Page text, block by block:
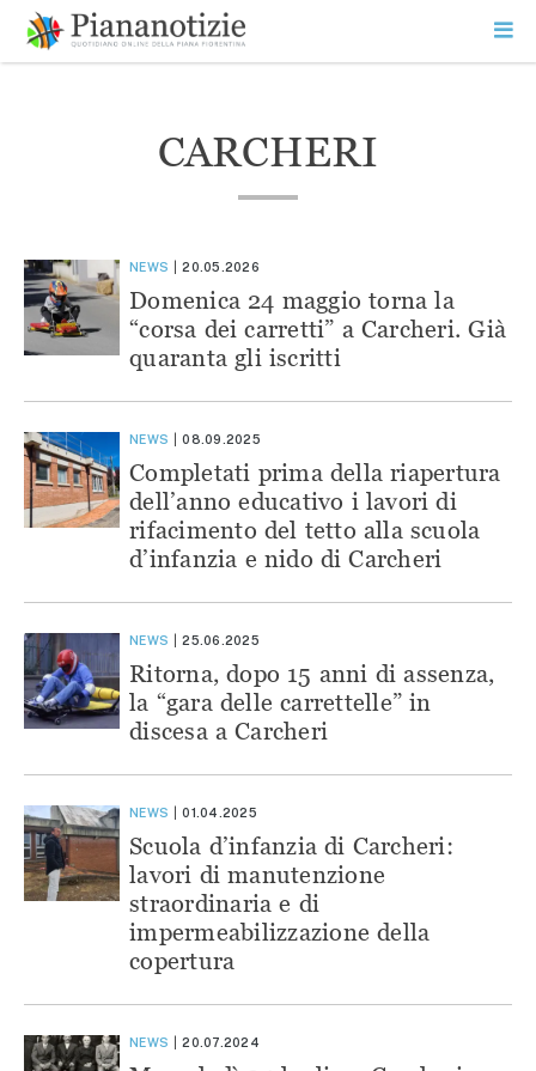
contenuto
SEARCH
CARCHERI
NEWS 20.05.2026
Domenica 24 maggio torna la
“corsa dei carretti” a Carcheri. Già
quaranta gli iscritti
NEWS 08.09.2025
Completati prima della riapertura
dell’anno educativo i lavori di
rifacimento del tetto alla scuola
d’infanzia e nido di Carcheri
NEWS 25.06.2025
Ritorna, dopo 15 anni di assenza,
la “gara delle carrettelle” in
discesa a Carcheri
NEWS 01.04.2025
Scuola d’infanzia di Carcheri:
lavori di manutenzione
straordinaria e di
impermeabilizzazione della
copertura
NEWS 20.07.2024